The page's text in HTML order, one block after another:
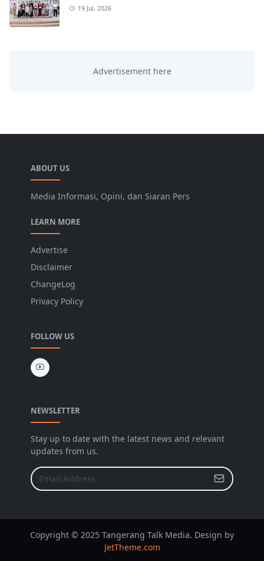
19 Jul, 2026
ABOUT US
Media Informasi, Opini, dan Siaran Pers
LEARN MORE
Advertise
Disclaimer
ChangeLog
Privacy Policy
FOLLOW US
NEWSLETTER
Stay up to date with the latest news and relevant
updates from us.
Copyright © 2025 Tangerang Talk Media. Design by
JetTheme.com